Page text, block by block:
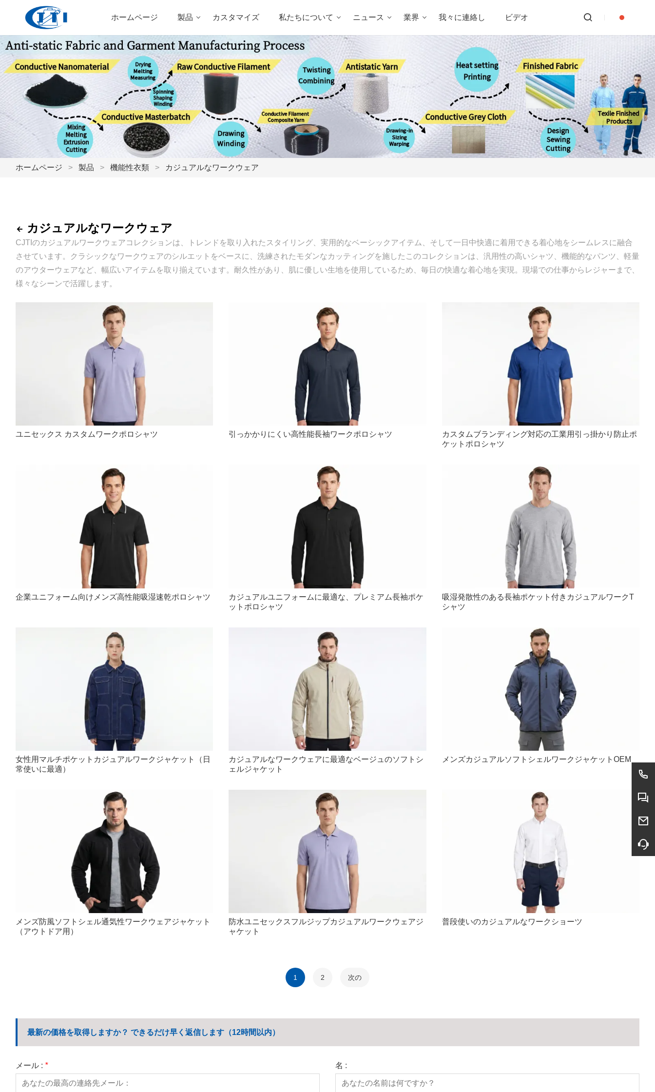
ホームページ 製品 カスタマイズ 私たちについて ニュース 業界 我々に連絡し ビデオ
ホームページ > 製品 > 機能性衣類 > カジュアルなワークウェア
カジュアルなワークウェア
CJTIのカジュアルワークウェアコレクションは、トレンドを取り入れたスタイリング、実用的なベーシックアイテム、そして一日中快適に着用できる着心地をシームレスに融合
させています。クラシックなワークウェアのシルエットをベースに、洗練されたモダンなカッティングを施したこのコレクションは、汎用性の高いシャツ、機能的なパンツ、軽量
のアウターウェアなど、幅広いアイテムを取り揃えています。耐久性があり、肌に優しい生地を使用しているため、毎日の快適な着心地を実現。現場での仕事からレジャーまで、
様々なシーンで活躍します。
ユニセックス カスタムワークポロシャツ 引っかかりにくい高性能長袖ワークポロシャツ
カスタムブランディング対応の工業用引っ掛かり防止ポ
ケットポロシャツ
企業ユニフォーム向けメンズ高性能吸湿速乾ポロシャツ
カジュアルユニフォームに最適な、プレミアム長袖ポケ
ットポロシャツ
吸湿発散性のある長袖ポケット付きカジュアルワークT
シャツ
女性用マルチポケットカジュアルワークジャケット（日
常使いに最適）
カジュアルなワークウェアに最適なベージュのソフトシ
ェルジャケット
メンズカジュアルソフトシェルワークジャケットOEM
メンズ防風ソフトシェル通気性ワークウェアジャケット
（アウトドア用）
防水ユニセックスフルジップカジュアルワークウェアジ
ャケット
普段使いのカジュアルなワークショーツ
1 2 次の
最新の価格を取得しますか？ できるだけ早く返信します（12時間以内）
メール : * 名 :